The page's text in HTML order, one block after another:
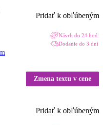
Pridať k obľúbeným
Návrh do 24 hod.
Dodanie do 3 dní
Zmena textu v cene
Pridať k obľúbeným